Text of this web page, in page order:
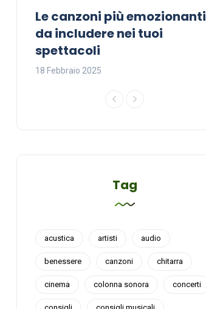
Le canzoni più emozionanti
da includere nei tuoi
spettacoli
18 Febbraio 2025
Tag
acustica artisti audio
benessere canzoni chitarra
cinema colonna sonora concerti